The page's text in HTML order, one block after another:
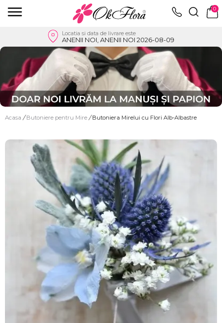
0
Locatia si data de livrare este
ANENII NOI, ANENII NOI 2026-08-09
Acasa / Butoniere pentru Mire / Butoniera Mirelui cu Flori Alb-Albastre